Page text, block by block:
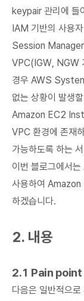
keypair 관리에 들
IAM 기반의 사용
Session Manager
VPC(IGW, NGW
경우 AWS
없는 상황이 발생
Amazon EC2
VPC 환경에 존재
가능하도록 하는
이번 블로그에서
사용하여 Amazon
하겠습니다.
2. 내용
2.1 Pain point
다음은 일반적으